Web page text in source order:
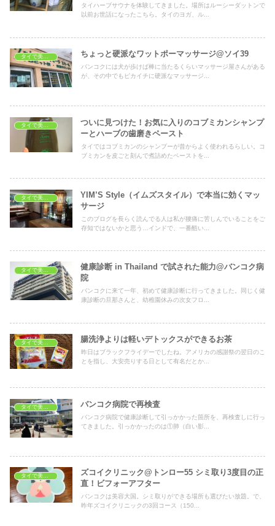
タイハーブサウナを体験してきました。場所はルーシーダットンで
以前お世話になったこちら。タイのヨガ、ル...
タイで美容・健康 ちょっと硬派なワットポーマッサージ@ソイ39
バンコクには犬が歩けば棒に当たるくらいマッサージ屋さんがある
が、その中でもピカイチに硬派なマッサージ...
ついに見つけた！お気に入りのコブミカンシャンプ
ーとハーブの歯磨きペースト
タイではコブミカンのシャンプーが昔からよく使われるらしい。コ
ブミカンを皮ごと刻んで煮詰めたペーストを...
YIM’S Style（イムズスタイル）で本当に効くマッ
サージ
このブログを長らく読んでる人は私が腰痛に苦しんでいることをご
存知ではないかと思う…インドで、一番酷い...
健康診断 in Thailand で試された能力@バンコク病
院
バンコクに来て一年、初めて健康診断に行ってきました。同じく健
康診断の旦那さんと、幼稚園休みの次女フロ...
腸洗浄よりは軽いデトックスができるお茶
昨日はブラックフライデーでしたね。アメリカの感謝祭の翌日のこ
とを指し、大安売りする日として有名だとか...
タイで美容・健康 バンコク病院で再検査
バンコク病院で健康診断して引っかかった箇所を、再検査しに行っ
てきました。引っかかったのは①肺（白い影...
ズコイクリニック@トンロー55 シミ取り3度目の正
直！ビフォーアフター
バンコクは美容大国。シミ取りができる場所も選びたい放題。で、
昨年ズコイクリニックの3回コース（150...